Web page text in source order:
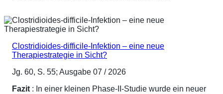
Clostridioides-difficile-Infektion – eine neue
Therapiestrategie in Sicht?
Jg. 60, S. 55; Ausgabe 07 / 2026
Fazit : In einer kleinen Phase-II-Studie wurde ein neuer